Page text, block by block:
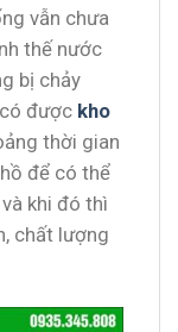
vẫn chưa
thế nước
bị chảy
được kho
thời gian
để có thể
khi đó thì
chất lượng